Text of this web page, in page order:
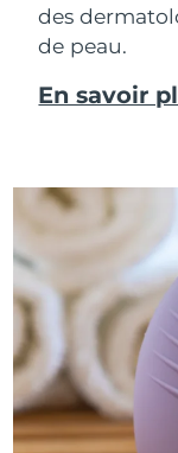
des
de peau.
En savoir